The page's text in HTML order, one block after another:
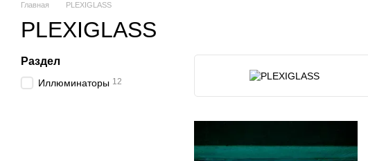
Главная PLEXIGLASS
PLEXIGLASS
Раздел
Иллюминаторы 12